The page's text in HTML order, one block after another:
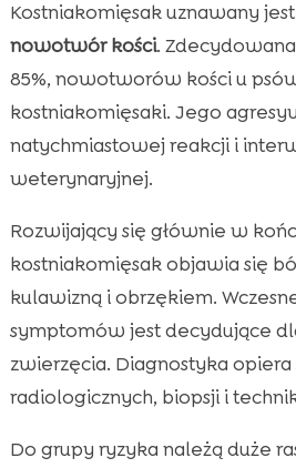
Kostniakomięsak uznawany
nowotwór kości.
85%, nowotworów kości u
kostniakomięsaki. Jego
natychmiastowej reakcji i
weterynaryjnej.
Rozwijający się głównie w
kostniakomięsak objawia się
kulawizną i obrzękiem.
symptomów jest decydujące
zwierzęcia. Diagnostyka opiera
radiologicznych, biopsji i
Do grupy ryzyka należą duże